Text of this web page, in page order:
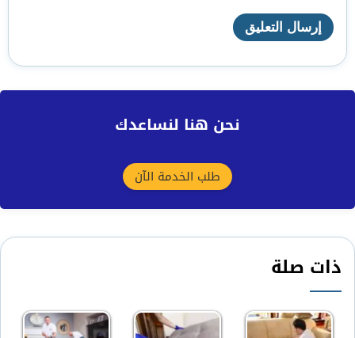
نحن هنا لنساعدك
طلب الخدمة الآن
ذات صلة